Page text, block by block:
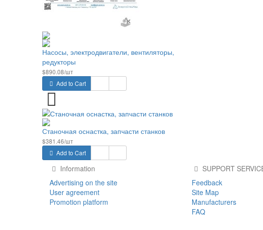
Насосы, электродвигатели, вентиляторы,
редукторы
$890.08/шт
Add to Cart
Станочная оснастка, запчасти станков
$381.46/шт
Add to Cart
Information
Advertising on the site
User agreement
Promotion platform
SUPPORT
Feedback
Site Map
Manufacturers
FAQ